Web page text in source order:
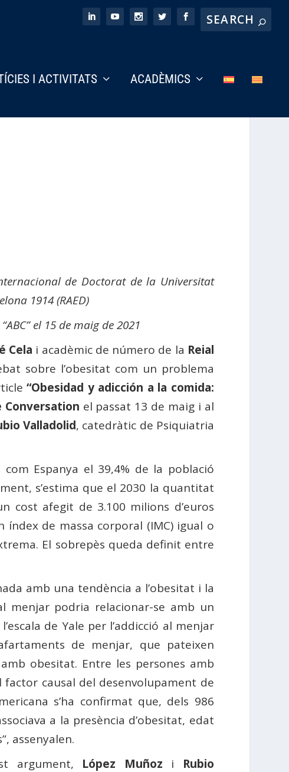
I ACTIVITATS ACADÈMICS
de Doctorat de la Universitat
1914 (RAED)
el 15 de maig de 2021
Cela i acadèmic de número de la Reial
sobre l’obesitat com un problema
“Obesidad y adicción a la comida:
Conversation el passat 13 de maig i al
Valladolid, catedràtic de Psiquiatria
Espanya el 39,4% de la població
s’estima que el 2030 la quantitat
cost afegit de 3.100 milions d’euros
de massa corporal (IMC) igual o
El sobrepès queda definit entre
amb una tendència a l’obesitat i la
menjar podria relacionar-se amb un
de Yale per l’addicció al menjar
de menjar, que pateixen
obesitat. Entre les persones amb
factor causal del desenvolupament de
s’ha confirmat que, dels 986
a la presència d’obesitat, edat
assenyalen.
argument, López Muñoz i Rubio